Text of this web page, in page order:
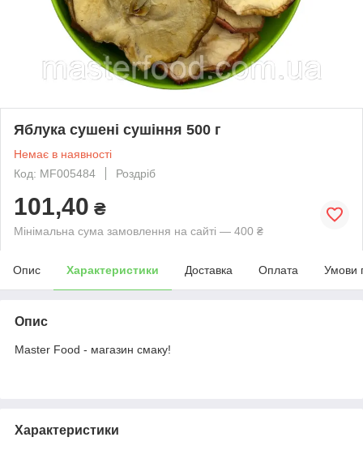
Яблука сушені сушіння 500 г
Немає в наявності
Код: MF005484
Роздріб
101,40 ₴
Мінімальна сума замовлення на сайті — 400 ₴
Опис Характеристики Доставка Оплата Умови
Опис
Master Food - магазин смаку!
Характеристики